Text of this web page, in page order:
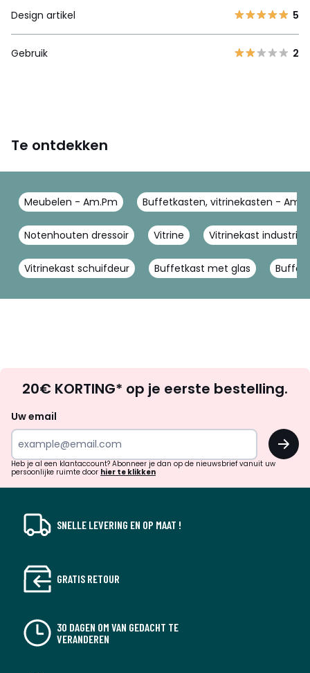
Design artikel 5
Gebruik 2
Te ontdekken
Meubelen - Am.Pm Buffetkasten, vitrinekasten -
Notenhouten dressoir Vitrine Vitrinekast
Vitrinekast schuifdeur Buffetkast met glas
zoek
inspiratie
verrassingen?
20€ KORTING* op je eerste bestelling.
Uw email
OK
Heb je al een klantaccount? Abonneer je dan op de nieuwsbrief vanuit uw
persoonlijke ruimte door hier te klikken
SNELLE LEVERING EN OP MAAT !
GRATIS RETOUR
30 DAGEN OM VAN GEDACHT TE
VERANDEREN